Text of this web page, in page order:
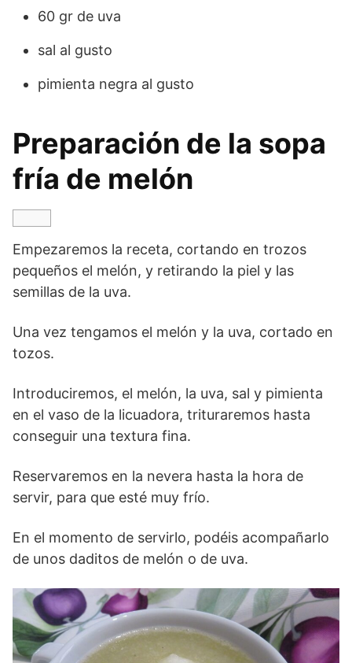
60 gr de uva
sal al gusto
pimienta negra al gusto
Preparación de la sopa
fría de melón
Empezaremos la receta, cortando en trozos
pequeños el melón, y retirando la piel y las
semillas de la uva.
Una vez tengamos el melón y la uva, cortado en
tozos.
Introduciremos, el melón, la uva, sal y pimienta
en el vaso de la licuadora, trituraremos hasta
conseguir una textura fina.
Reservaremos en la nevera hasta la hora de
servir, para que esté muy frío.
En el momento de servirlo, podéis acompañarlo
de unos daditos de melón o de uva.